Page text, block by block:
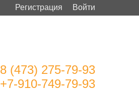
Войти
Регистрация
8 (473) 275-79-93
+7-910-749-79-93